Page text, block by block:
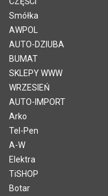
Smółka
AWPOL
AUTO-DZIUBA
BUMAT
SKLEPY WWW
WRZESIEŃ
AUTO-IMPORT
Arko
Tel-Pen
A-W
Elektra
TiSHOP
Botar